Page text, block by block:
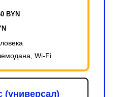
BYN
Wi-Fi
(универсал)